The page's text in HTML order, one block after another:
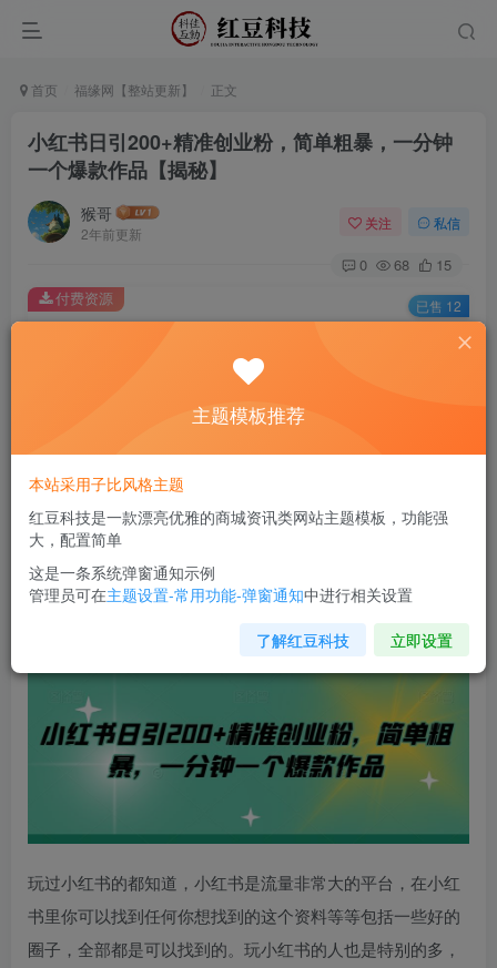
首页 福缘网【整站更新】 正文
小红书日引200+精准创业粉，简单粗暴，一分钟
一个爆款作品【揭秘】
猴哥
2年前更新
关注 私信
0 68 15
此内容为付费资源，请付费后查看
￥9.9
您当前未登录！建议登陆后购买，可保存购买订单
付费资源 已售 12
小红书日引200+精准创业粉，简单粗暴，一分钟一个爆款作
玩过小红书的都知道，小红书是流量非常大的平台，在小红
书里你可以找到任何你想找到的这个资料等等包括一些好的
圈子，全部都是可以找到的。玩小红书的人也是特别的多，
主题模板推荐
本站采用子比风格主题
红豆科技是一款漂亮优雅的商城资讯类网站主题模板，功能强
大，配置简单
这是一条系统弹窗通知示例
管理员可在主题设置-常用功能-弹窗通知中进行相关设置
了解红豆科技 立即设置